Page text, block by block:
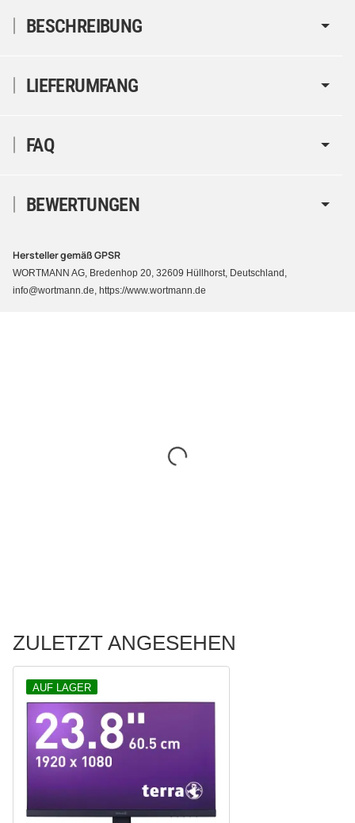
BESCHREIBUNG
LIEFERUMFANG
FAQ
BEWERTUNGEN
Hersteller gemäß GPSR
WORTMANN AG, Bredenhop 20, 32609 Hüllhorst, Deutschland,
info@wortmann.de, https://www.wortmann.de
ZULETZT ANGESEHEN
AUF LAGER